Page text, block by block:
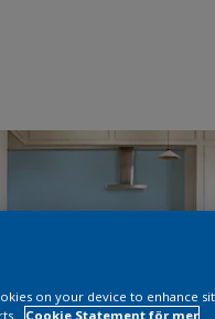
on your device to enhance
Cookie Statement för mer